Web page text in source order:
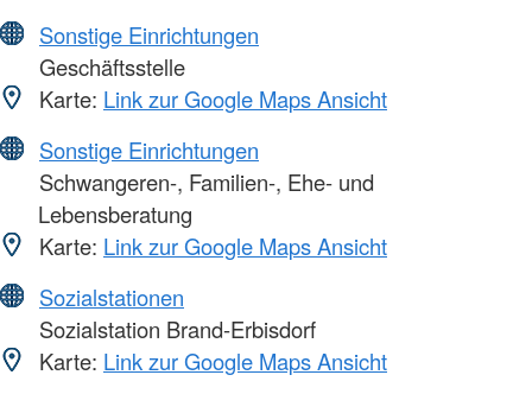
Sonstige Einrichtungen
Geschäftsstelle
Karte: Link zur Google Maps Ansicht
Sonstige Einrichtungen
Schwangeren-, Familien-, Ehe- und
Lebensberatung
Karte: Link zur Google Maps Ansicht
Sozialstationen
Sozialstation Brand-Erbisdorf
Karte: Link zur Google Maps Ansicht